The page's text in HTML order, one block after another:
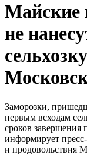
Майские
не
Заморозки,
первым всходам
сроков завершения
информирует пресс-
и продовольствия